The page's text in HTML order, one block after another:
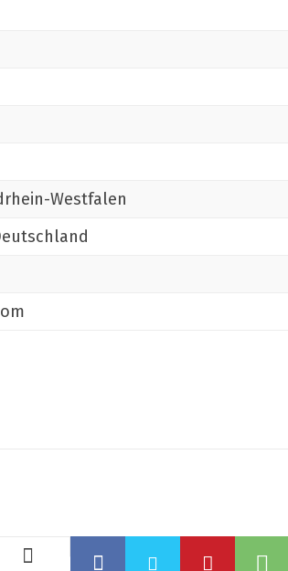
Westfalen